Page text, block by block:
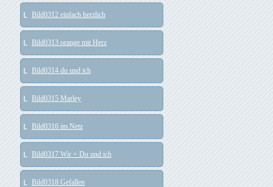
Bild0312 einfach herzlich
Bild0313 orange mit Herz
Bild0314 du und ich
Bild0315 Marley
Bild0316 im Netz
Bild0317 Wir = Du und ich
Bild0318 Gefallen